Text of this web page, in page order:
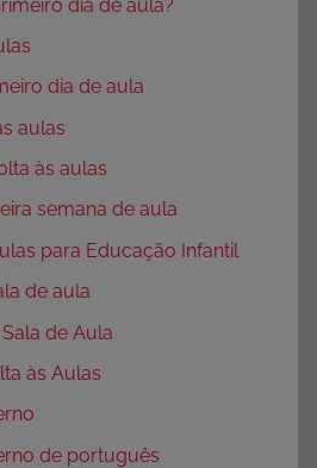
dia de aula?
dia de aula
aulas
às aulas
semana de aula
para Educação Infantil
de aula
de Aula
às Aulas
de português